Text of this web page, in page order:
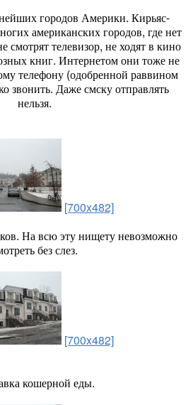
городов Америки. Кирьяс-
американских городов, где нет
смотрят телевизор, не ходят в кино
книг. Интернетом они тоже не
телефону (одобренной раввином
звонить. Даже смску отправлять
нельзя.
[700x482]
На всю эту нищету невозможно
без слез.
[700x482]
кошерной еды.